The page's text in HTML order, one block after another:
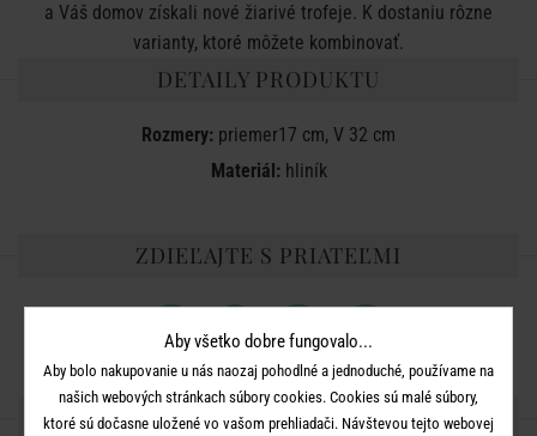
a Váš domov získali nové žiarivé trofeje. K dostaniu rôzne
varianty, ktoré môžete kombinovať.
DETAILY PRODUKTU
Rozmery: priemer17 cm, V 32 cm
Materiál:hliník
ZDIEĽAJTE S PRIATEĽMI
ĎALŠIE PRODUKTY ZO SÉRIE
Aby všetko dobre fungovalo...
Aby bolo nakupovanie u nás naozaj pohodlné a jednoduché, používame na
našich webových stránkach súbory cookies. Cookies sú malé súbory,
ktoré sú dočasne uložené vo vašom prehliadači. Návštevou tejto webovej